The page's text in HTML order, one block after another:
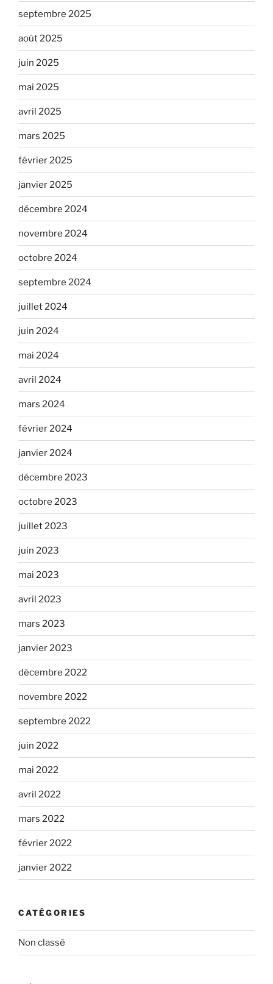
septembre 2025
août 2025
juin 2025
mai 2025
avril 2025
mars 2025
février 2025
janvier 2025
décembre 2024
novembre 2024
octobre 2024
septembre 2024
juillet 2024
juin 2024
mai 2024
avril 2024
mars 2024
février 2024
janvier 2024
décembre 2023
octobre 2023
juillet 2023
juin 2023
mai 2023
avril 2023
mars 2023
janvier 2023
décembre 2022
novembre 2022
septembre 2022
juin 2022
mai 2022
avril 2022
mars 2022
février 2022
janvier 2022
CATÉGORIES
Non classé